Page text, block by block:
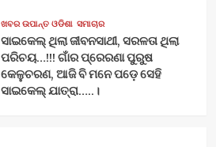
ଖବର ଉପାନ୍ତ ଓଡିଶା ସମାଚାର
ସାଇକେଲ୍ ଥିଲା ଜୀବନସାଥୀ, ସରଳତା ଥିଲା
ପରିଚୟ…!!! ଗାଁର ପ୍ରେରଣା ପୁରୁଷ
କେଳୁଚରଣ, ଆଜି ବି ମନେ ପଡ଼େ ସେହି
ସାଇକେଲ୍ ଯାତ୍ରା…..।